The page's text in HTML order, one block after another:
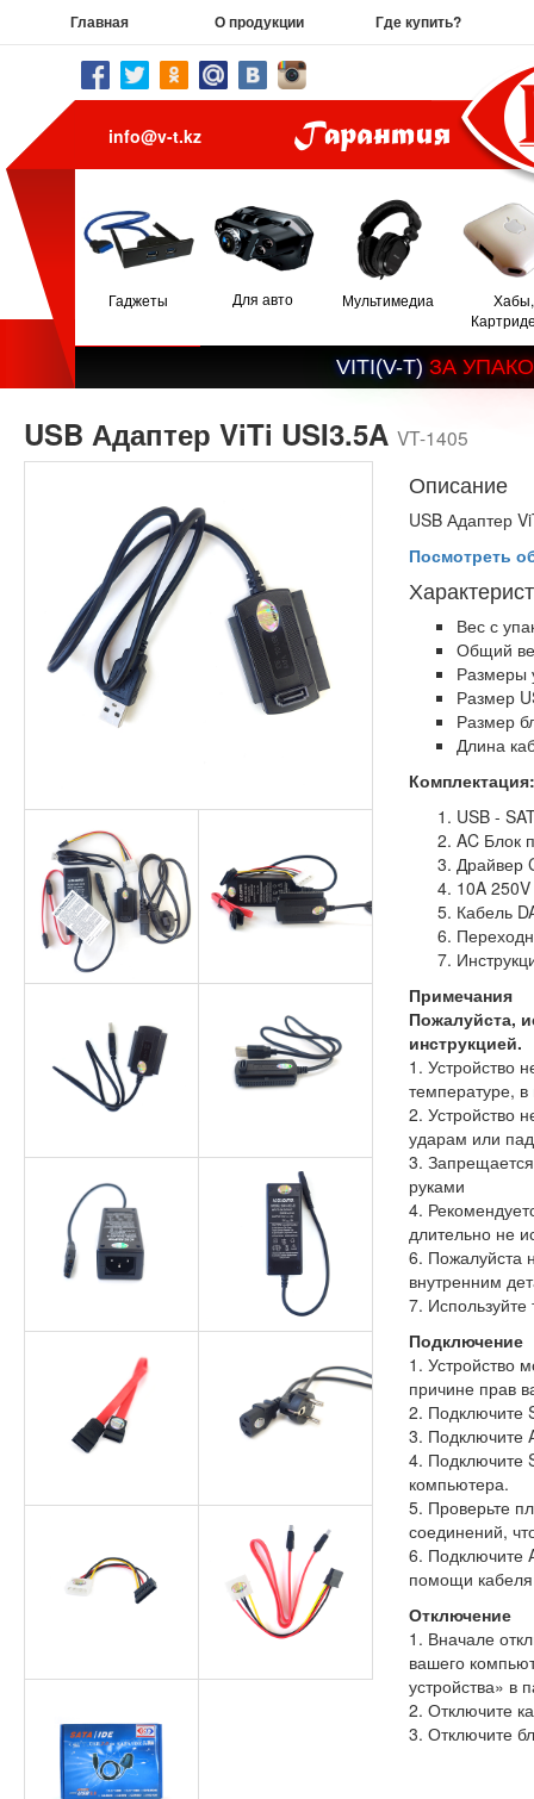
Главная О продукции Где купить?
info@v-t.kz
Гаджеты Для авто Мультимедиа
Хабы,
VITI(V-T) ЗА УПАКО
USB Адаптер ViTi USI3.5A VT-1405
Описание
USB Адаптер
Посмотреть
Вес с
Общий
Размеры
Размер
Размер
Длина
USB -
AC Блок
Драйвер
10A
Кабель
Примечания
Пожалуйста,
инструкцией.
1. Устройство
температуре,
2. Устройство
ударам или
3.
руками
4.
длительно не
6. Пожалуйста
внутренним
7.
Подключение
1. Устройство
причине прав
2. Подключите
3. Подключите
4. Подключите
компьютера.
5. Проверьте
соединений,
6. Подключите
помощи
Отключение
1. Вначале
вашего
устройства» в
2. Отключите
3. Отключите